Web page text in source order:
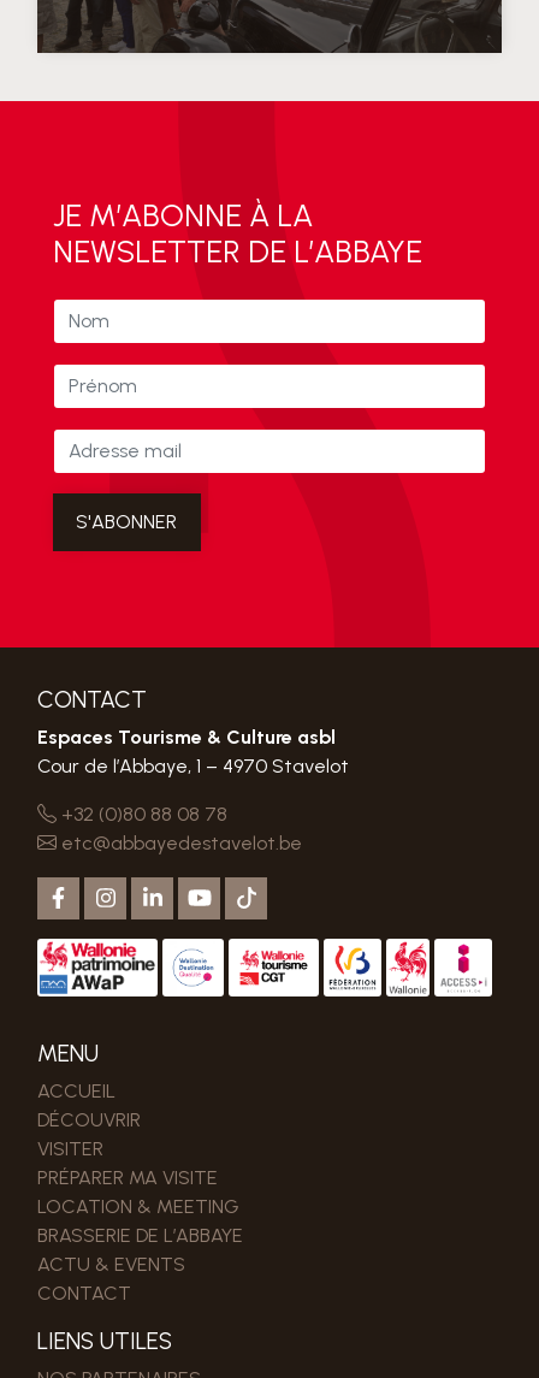
JE M’ABONNE À LA
NEWSLETTER DE L’ABBAYE
CONTACT
Espaces Tourisme & Culture asbl
Cour de l’Abbaye, 1 – 4970 Stavelot
+32 (0)80 88 08 78
etc@abbayedestavelot.be
MENU
ACCUEIL
DÉCOUVRIR
VISITER
PRÉPARER MA VISITE
LOCATION & MEETING
BRASSERIE DE L’ABBAYE
ACTU & EVENTS
CONTACT
LIENS UTILES